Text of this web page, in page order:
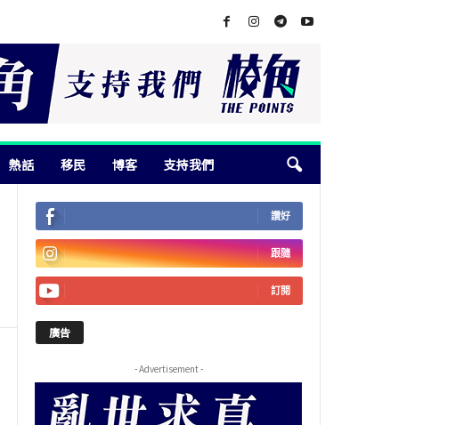
熱話 移民 博客 支持我們
讚好
跟隨
訂閱
廣告
- Advertisement -